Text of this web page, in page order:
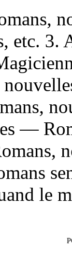
etc. 3.
—
le